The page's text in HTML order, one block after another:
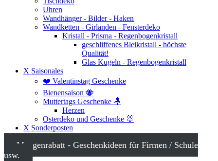
Uhren
Wandhänger - Bilder - Haken
Wandketten - Girlanden - Fensterdeko
Kristall - Prisma - Regenbogenkristall
geschliffenes Bleikristall - höchste
Qualität!
Glas Kugeln - Regenbogenkristall
X Saisonales
❤️ Valentinstag Geschenke
Bienensaison 🐝
Muttertags Geschenke 🤱
Herzen
Osterdeko und Geschenke 🐰
X Sonderposten
Mengenrabatt - Geschenkideen für Firmen / Schule
usw.